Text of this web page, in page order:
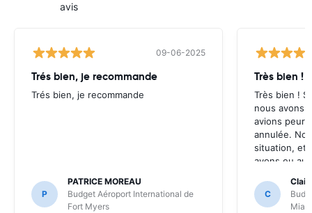
avis
09-06-2025
Trés bien, je recommande
Trés bien, je recommande
P
PATRICE MOREAU
Budget Aéroport International de
Fort Myers
Très bien !
Très bien !
nous avons
avions peur
annulée.
situation, et
avons eu au
notre retard.
C